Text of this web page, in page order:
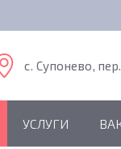
c. Супонево,
УСЛУГИ